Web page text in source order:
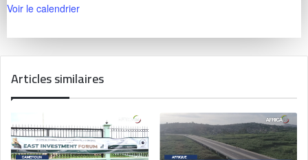
Voir le calendrier
Articles similaires